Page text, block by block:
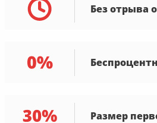
Без отрыва
Размер